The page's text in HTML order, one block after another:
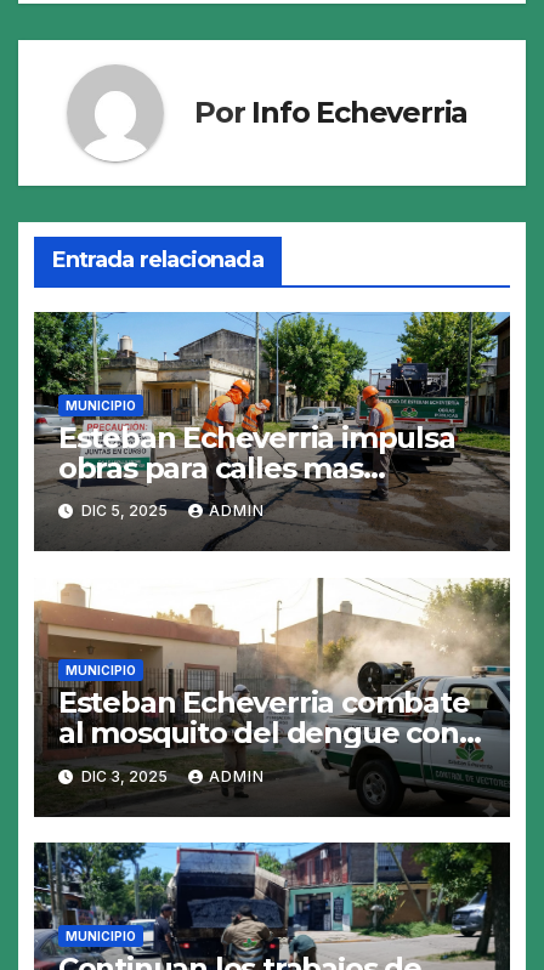
Por Info Echeverria
Entrada relacionada
MUNICIPIO
Esteban Echeverria impulsa
obras para calles mas
resistentes y seguras
DIC 5, 2025 ADMIN
MUNICIPIO
Esteban Echeverria combate
al mosquito del dengue con
fumigacion
DIC 3, 2025 ADMIN
MUNICIPIO